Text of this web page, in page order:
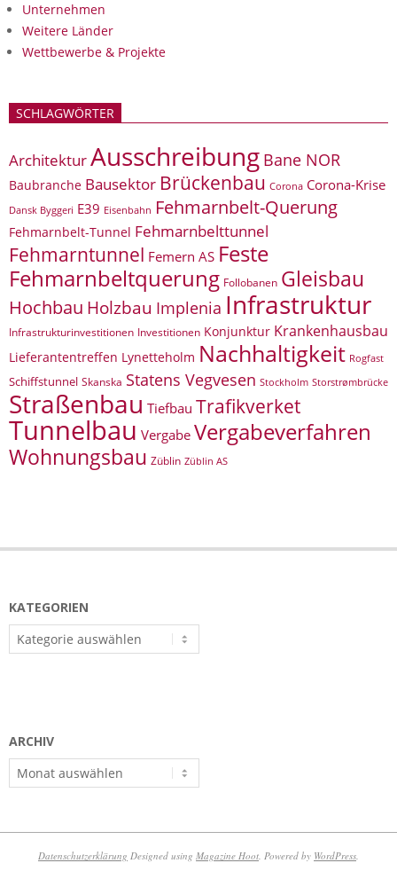
Unternehmen
Weitere Länder
Wettbewerbe & Projekte
SCHLAGWÖRTER
ArchitekturAusschreibung Bane NOR
Baubranche Bausektor Brückenbau Corona Corona-Krise
Dansk Byggeri E39 Eisenbahn Fehmarnbelt-Querung
Fehmarnbelt-Tunnel Fehmarnbelttunnel
Fehmarntunnel Femern AS Feste
Fehmarnbeltquerung Follobanen Gleisbau
Hochbau Holzbau Implenia Infrastruktur
Infrastrukturinvestitionen Investitionen Konjunktur Krankenhausbau
Lieferantentreffen Lynetteholm Nachhaltigkeit Rogfast
Schiffstunnel Skanska Statens Vegvesen Stockholm Storstrømbrücke
Straßenbau Tiefbau Trafikverket
Tunnelbau Vergabe Vergabeverfahren
Wohnungsbau Züblin Züblin AS
KATEGORIEN
Kategorien
ARCHIV
Archiv
Datenschutzerklärung Designed using Magazine Hoot. Powered by WordPress.